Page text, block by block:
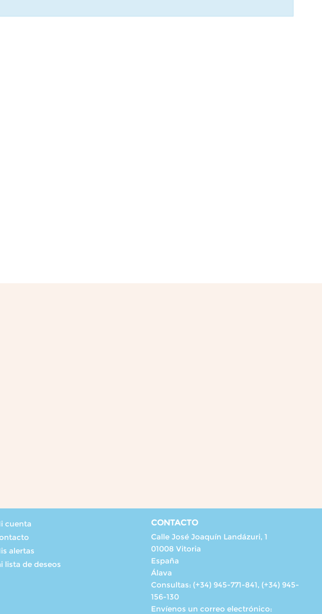
cuenta
alertas
lista de deseos
CONTACTO
Calle José Joaquín Landázuri, 1
01008 Vitoria
España
Álava
Consultas: (+34) 945-771-841, (+34) 945-
156-130
Envíenos un correo electrónico: